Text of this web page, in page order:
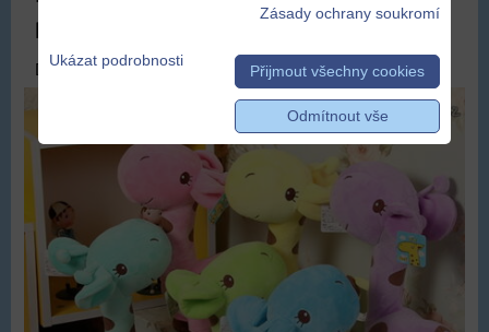
pro děti
DOPRAVA ZDARMA
Zásady ochrany soukromí
Ukázat podrobnosti
Přijmout všechny cookies
Odmítnout vše